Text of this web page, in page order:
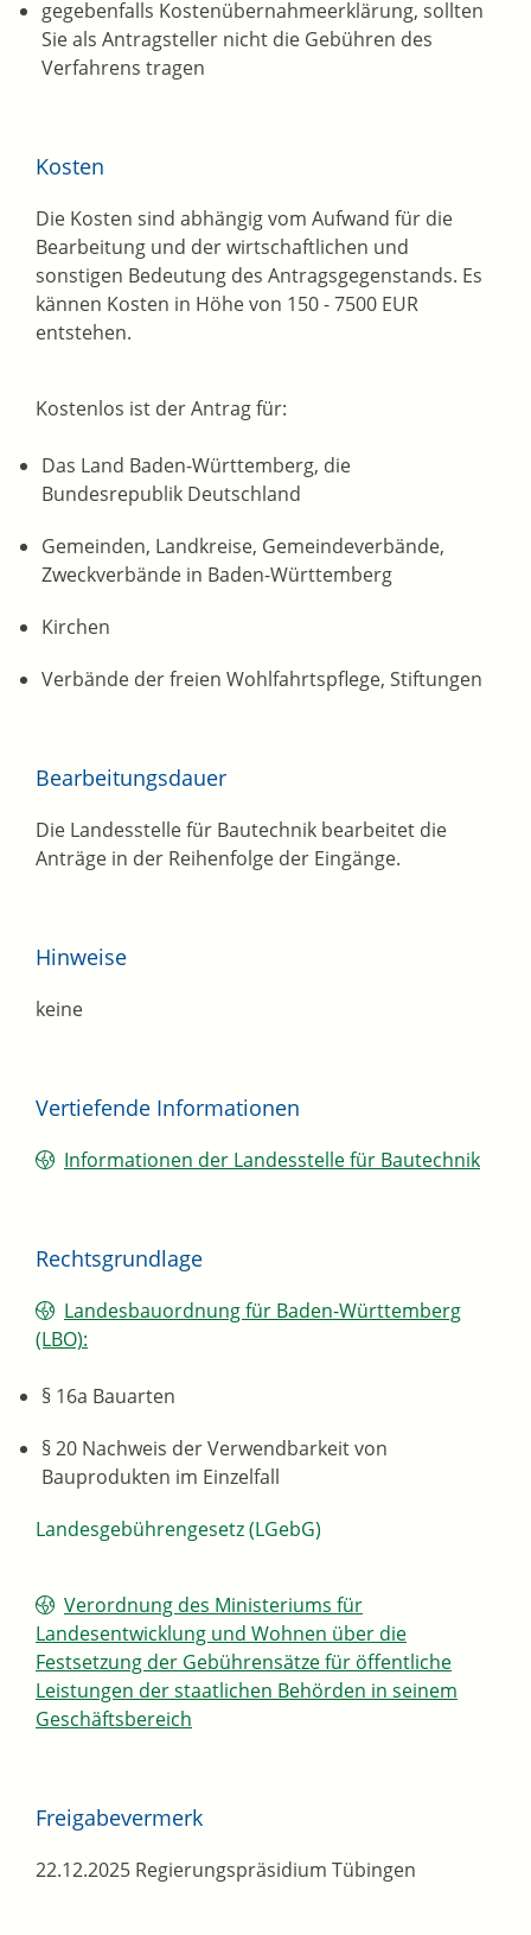
gegebenfalls Kostenübernahmeerklärung, sollten
Sie als Antragsteller nicht die Gebühren des
Verfahrens tragen
Kosten
Die Kosten sind abhängig vom Aufwand für die
Bearbeitung und der wirtschaftlichen und
sonstigen Bedeutung des Antragsgegenstands. Es
kännen Kosten in Höhe von 150 - 7500 EUR
entstehen.
Kostenlos ist der Antrag für:
Das Land Baden-Württemberg, die
Bundesrepublik Deutschland
Gemeinden, Landkreise, Gemeindeverbände,
Zweckverbände in Baden-Württemberg
Kirchen
Verbände der freien Wohlfahrtspflege, Stiftungen
Bearbeitungsdauer
Die Landesstelle für Bautechnik bearbeitet die
Anträge in der Reihenfolge der Eingänge.
Hinweise
keine
Vertiefende Informationen
Informationen der Landesstelle für Bautechnik
Rechtsgrundlage
Landesbauordnung für Baden-Württemberg
(LBO):
§ 16a Bauarten
§ 20 Nachweis der Verwendbarkeit von
Bauprodukten im Einzelfall
Landesgebührengesetz (LGebG)
Verordnung des Ministeriums für
Landesentwicklung und Wohnen über die
Festsetzung der Gebührensätze für öffentliche
Leistungen der staatlichen Behörden in seinem
Geschäftsbereich
Freigabevermerk
22.12.2025 Regierungspräsidium Tübingen